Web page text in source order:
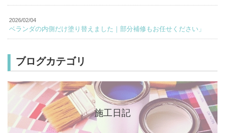
2026/02/04
ベランダの内側だけ塗り替えました｜部分補修もお任せください」
ブログカテゴリ
施工日記